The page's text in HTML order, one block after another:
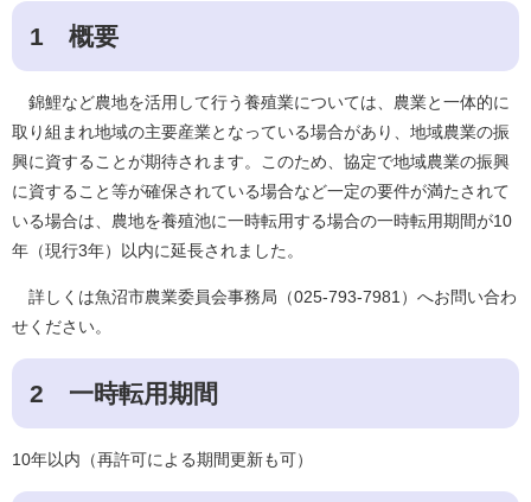
1 概要
錦鯉など農地を活用して行う養殖業については、農業と一体的に
取り組まれ地域の主要産業となっている場合があり、地域農業の振
興に資することが期待されます。このため、協定で地域農業の振興
に資すること等が確保されている場合など一定の要件が満たされて
いる場合は、農地を養殖池に一時転用する場合の一時転用期間が10
年（現行3年）以内に延長されました。
詳しくは魚沼市農業委員会事務局（025-793-7981）へお問い合わ
せください。
2 一時転用期間
10年以内（再許可による期間更新も可）